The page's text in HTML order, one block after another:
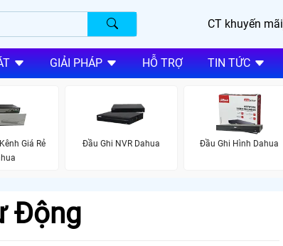
CT khuyến mãi
GIẢI PHÁP HỖ TRỢ TIN TỨC
Giá Rẻ
Đầu Ghi NVR Dahua Đầu Ghi Hình Dahua
Động